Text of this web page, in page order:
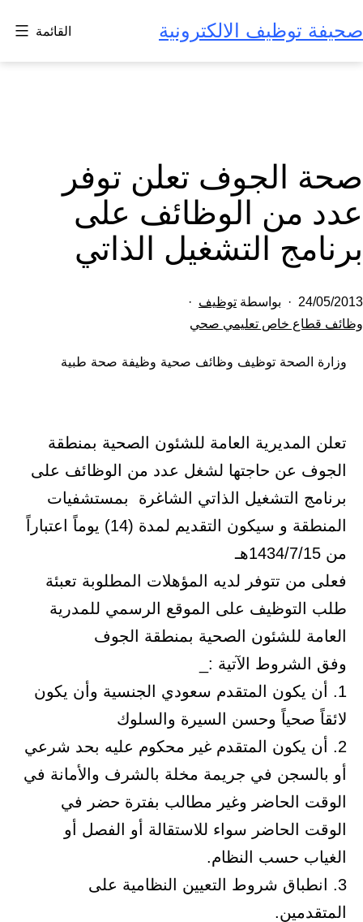
إلى
المحتوى
صحيفة توظيف الالكترونية القائمة
صحة الجوف تعلن توفر
عدد من الوظائف على
برنامج التشغيل الذاتي
تم
النشر
24/05/2013 بواسطة توظيف
مصنف
وظائف قطاع خاص تعليمي صحي
وزارة الصحة توظيف وظائف صحية وظيفة صحة طبية
تعلن المديرية العامة للشئون الصحية بمنطقة
الجوف عن حاجتها لشغل عدد من الوظائف على
برنامج التشغيل الذاتي الشاغرة بمستشفيات
المنطقة و سيكون التقديم لمدة (14) يوماً اعتباراً
من 1434/7/15هـ
فعلى من تتوفر لديه المؤهلات المطلوبة تعبئة
طلب التوظيف على الموقع الرسمي للمدرية
العامة للشئون الصحية بمنطقة الجوف
وفق الشروط الآتية :_
1. أن يكون المتقدم سعودي الجنسية وأن يكون
لائقاً صحياً وحسن السيرة والسلوك
2. أن يكون المتقدم غير محكوم عليه بحد شرعي
أو بالسجن في جريمة مخلة بالشرف والأمانة في
الوقت الحاضر وغير مطالب بفترة حضر في
الوقت الحاضر سواء للاستقالة أو الفصل أو
الغياب حسب النظام.
3. انطباق شروط التعيين النظامية على
المتقدمين.